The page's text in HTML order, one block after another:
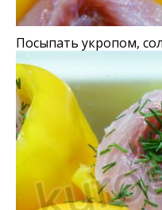
Посыпать укропом,